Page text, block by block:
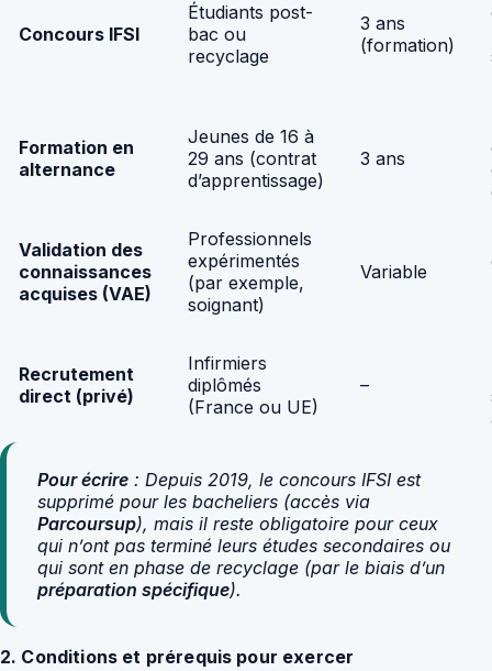
Concours IFSI
Étudiants post-
bac ou
recyclage
3 ans
(formation)
Formation en
alternance
Jeunes de 16 à
29 ans (contrat
d’apprentissage)
3 ans
Validation des
connaissances
acquises (VAE)
Professionnels
expérimentés
(par exemple,
soignant)
Variable
Recrutement
direct (privé)
Infirmiers
diplômés
(France ou UE)
–
Pour écrire : Depuis 2019, le concours IFSI est
supprimé pour les bacheliers (accès via
Parcoursup), mais il reste obligatoire pour ceux
qui n’ont pas terminé leurs études secondaires ou
qui sont en phase de recyclage (par le biais d’un
préparation spécifique).
2. Conditions et prérequis pour exercer